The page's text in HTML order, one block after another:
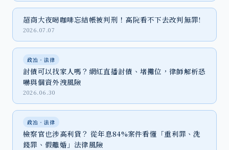
超商大夜喝咖啡忘結帳被判刑！高院看不下去改判無罪!
2026.07.07
政治‧法律
討債可以找家人嗎？網紅直播討債、堵攤位，律師解析恐
嚇與個資外洩風險
2026.06.30
政治‧法律
檢察官也涉高利貸？ 從年息84%案件看懂「重利罪、洗
錢罪、假離婚」法律風險